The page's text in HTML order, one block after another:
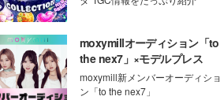
moxymillオーディション「to
the nex7」×モデルプレス
moxymill新メンバーオーディショ
ン「to the nex7」